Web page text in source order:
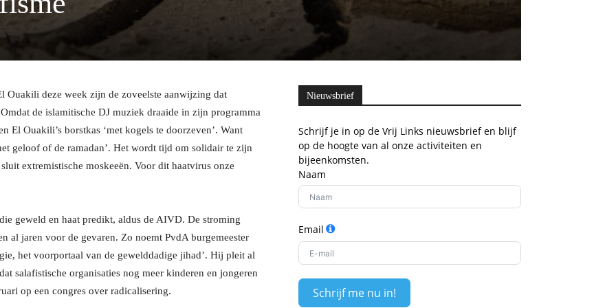
Ouakili deze week zijn de zoveelste aanwijzing dat
de islamitische DJ muziek draaide in zijn programma
El Ouakili’s borstkas ‘met kogels te doorzeven’. Want
geloof of de ramadan’. Het wordt tijd om solidair te zijn
extremistische moskeeën. Voor dit haatvirus onze
geweld en haat predikt, aldus de AIVD. De stroming
al jaren voor de gevaren. Zo noemt PvdA burgemeester
het voorportaal van de gewelddadige jihad’. Hij pleit al
salafistische organisaties nog meer kinderen en jongeren
op een congres over radicalisering.
Nieuwsbrief
Schrijf je in op de Vrij Links nieuwsbrief en blijf
op de hoogte van al onze activiteiten en
bijeenkomsten.
Naam
Email
Schrijf me nu in!